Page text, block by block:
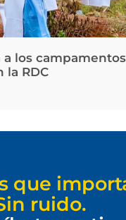
a los
la RDC
que
ruido.